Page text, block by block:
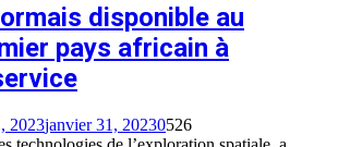
disponible au
pays africain à
2023janvier 31, 20230526